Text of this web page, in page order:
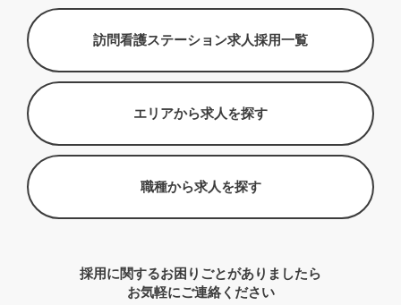
訪問看護ステーション求人採用一覧
エリアから求人を探す
職種から求人を探す
採用に関するお困りごとがありましたら
お気軽にご連絡ください